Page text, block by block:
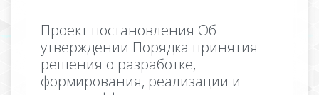
Проект постановления Об
утверждении Порядка принятия
решения о разработке,
формирования, реализации и